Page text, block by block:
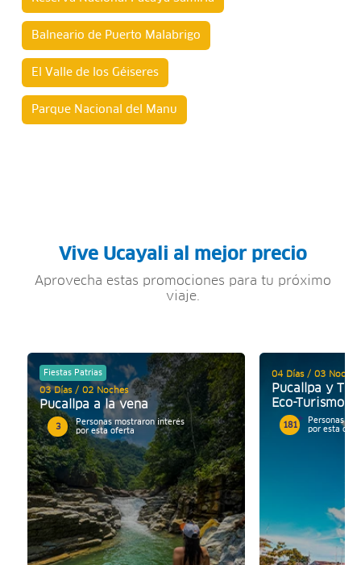
Balneario de Puerto Malabrigo
El Valle de los Géiseres
Parque Nacional del Manu
Vive Ucayali al mejor precio
Aprovecha estas promociones para tu próximo
viaje.
Fiestas Patrias
03 Días / 02 Noches
Pucallpa a la vena
3
Personas mostraron interés
por esta oferta
04 Días / 03 Noches
Pucallpa y
Eco-Turismo
181
Personas
por esta